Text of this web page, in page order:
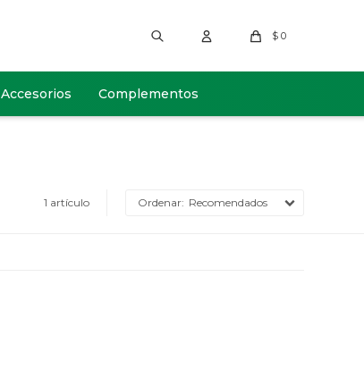
Accesorios Complementos
$ 0
1 artículo Recomendados